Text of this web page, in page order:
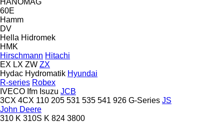
60E
Hamm
DV
Hella Hidromek
HMK
Hirschmann Hitachi
EX LX ZW ZX
Hydac Hydromatik Hyundai
R-series Robex
IVECO Ifm Isuzu JCB
3CX 4CX 110 205 531 535 541 926 G-Series JS
John Deere
310 K 310S K 824 3800